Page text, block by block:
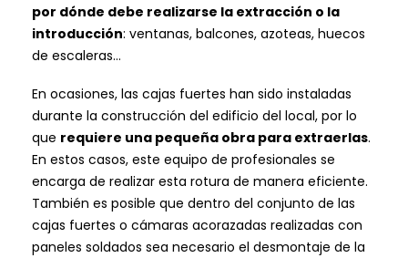
por dónde debe realizarse la extracción o la
introducción: ventanas, balcones, azoteas, huecos
de escaleras…
En ocasiones, las cajas fuertes han sido instaladas
durante la construcción del edificio del local, por lo
que requiere una pequeña obra para extraerlas.
En estos casos, este equipo de profesionales se
encarga de realizar esta rotura de manera eficiente.
También es posible que dentro del conjunto de las
cajas fuertes o cámaras acorazadas realizadas con
paneles soldados sea necesario el desmontaje de la